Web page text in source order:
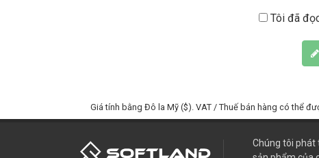
Tôi đã
Giá tính bằng Đô la Mỹ ($). VAT / Thuế bán hàng có thể
Chúng tôi phát